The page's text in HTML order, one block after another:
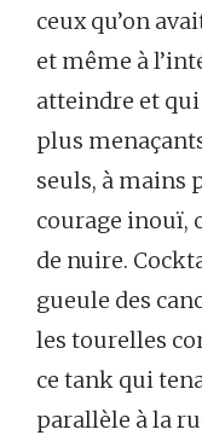
ceux qu’on
et même à
atteindre et
plus
seuls, à mains
courage inouï,
de nuire.
gueule des
les tourelles
ce tank qui
parallèle à la